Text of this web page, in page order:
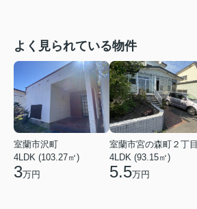
よく見られている物件
室蘭市沢町
4LDK (103.27㎡)
3万円
室蘭市宮の森町２丁目
4LDK (93.15㎡)
5.5万円